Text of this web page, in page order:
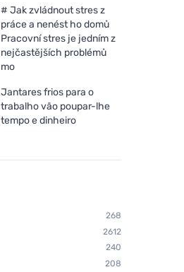
# Jak zvládnout stres z
práce a nenést ho domů
Pracovní stres je jedním z
nejčastějších problémů
mo
Jantares frios para o
trabalho vão poupar-lhe
tempo e dinheiro
268
2612
240
208